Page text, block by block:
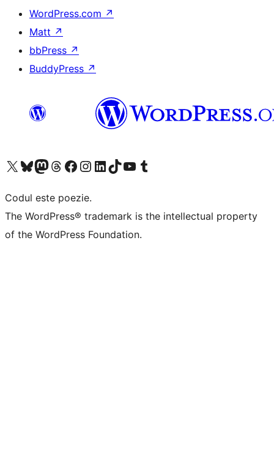
WordPress.com ↗
Matt ↗
bbPress ↗
BuddyPress ↗
Mergi la contul nostru X (fost Twitter)
Vizitează contul nostru Bluesky
Vizitează contul nostru Mastodon
Vizitează contul nostru Threads
Vizitează pagina noastră Facebook
Vizitează-ne pe Instagram
Vizitează-ne pe LinkedIn
Vizitează contul nostru TikTok
Vizitează canalul nostru YouTube
Vizitează contul nostru Tumblr
Codul este poezie.
The WordPress® trademark is the intellectual property
of the WordPress Foundation.